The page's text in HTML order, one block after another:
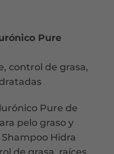
Pure
control de grasa,
Pure de
pelo graso y
Hidra